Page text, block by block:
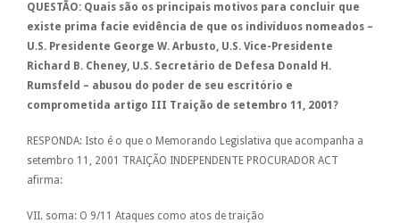
QUESTÃO: Quais são os principais motivos para concluir que
existe prima facie evidência de que os indivíduos nomeados –
U.S. Presidente George W. Arbusto, U.S. Vice-Presidente
Richard B. Cheney, U.S. Secretário de Defesa Donald H.
Rumsfeld – abusou do poder de seu escritório e
comprometida artigo III Traição de setembro 11, 2001?
RESPONDA: Isto é o que o Memorando Legislativa que acompanha a
setembro 11, 2001 TRAIÇÃO INDEPENDENTE PROCURADOR ACT
afirma:
VII. soma: O 9/11 Ataques como atos de traição